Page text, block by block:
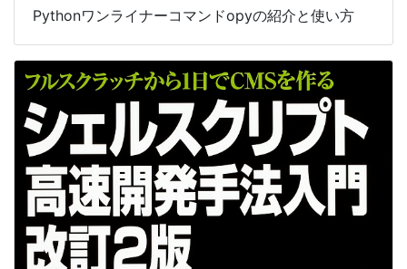
Pythonワンライナーコマンドopyの紹介と使い方